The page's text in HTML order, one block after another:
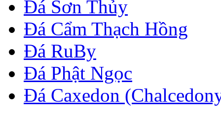
Đá Sơn Thủy
Đá Cẩm Thạch Hồng
Đá RuBy
Đá Phật Ngọc
Đá Caxedon